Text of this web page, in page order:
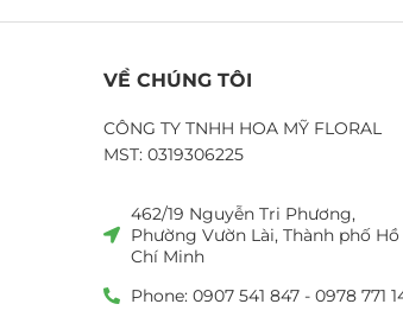
VỀ CHÚNG TÔI
CÔNG TY TNHH HOA MỸ FLORAL
MST: 0319306225
462/19 Nguyễn Tri Phương,
Phường Vườn Lài, Thành phố Hồ
Chí Minh
Phone: 0907 541 847 - 0978 771